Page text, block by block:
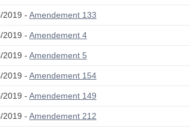
2019 - Amendement 133
2019 - Amendement 4
2019 - Amendement 5
2019 - Amendement 154
2019 - Amendement 149
2019 - Amendement 212